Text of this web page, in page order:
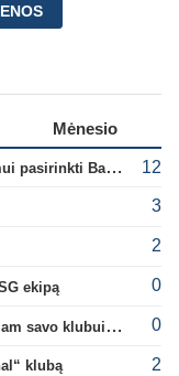
Mėnesio
Paaiškėjo, kas turėjo įtakos Rodri sprendimui pasirinkti Barselonos pusę 12
3
2
ekipą 0
X. Alonso negailėjo gražių žodžių dabartiniam savo klubui „Chelsea“ 0
klubą 2